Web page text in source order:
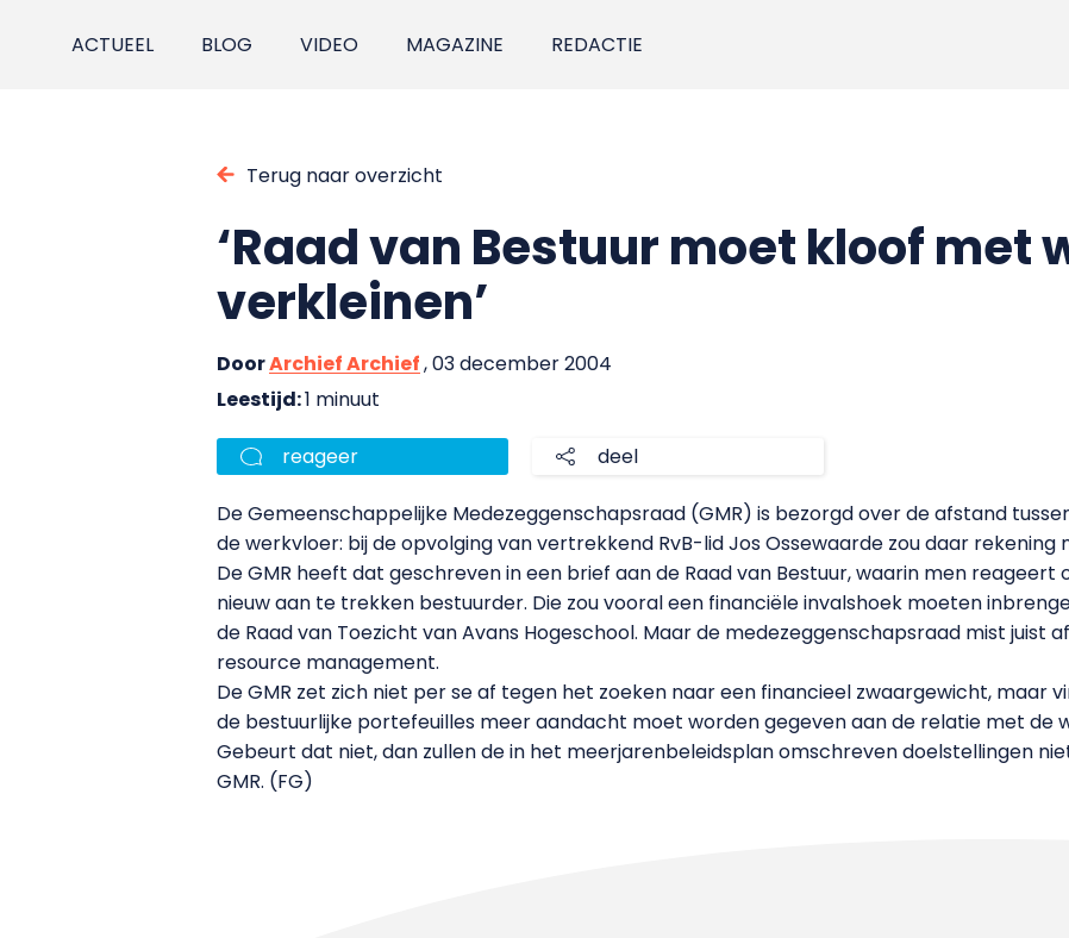
ACTUEEL BLOG VIDEO MAGAZINE REDACTIE
Terug naar overzicht
‘Raad van Bestuur moet kloof met
verkleinen’
DoorArchief Archief, 03 december 2004
Leestijd:1 minuut
reageer deel
De Gemeenschappelijke Medezeggenschapsraad (GMR) is bezorgd over de afstand
de werkvloer: bij de opvolging van vertrekkend RvB-lid Jos Ossewaarde zou daar
De GMR heeft dat geschreven in een brief aan de Raad van Bestuur, waarin men
nieuw aan te trekken bestuurder. Die zou vooral een financiële invalshoek moeten
de Raad van Toezicht van Avans Hogeschool. Maar de medezeggenschapsraad mist juist
resource management.
De GMR zet zich niet per se af tegen het zoeken naar een financieel zwaargewicht, maar
de bestuurlijke portefeuilles meer aandacht moet worden gegeven aan de relatie met de
Gebeurt dat niet, dan zullen de in het meerjarenbeleidsplan omschreven doelstellingen
GMR. (FG)